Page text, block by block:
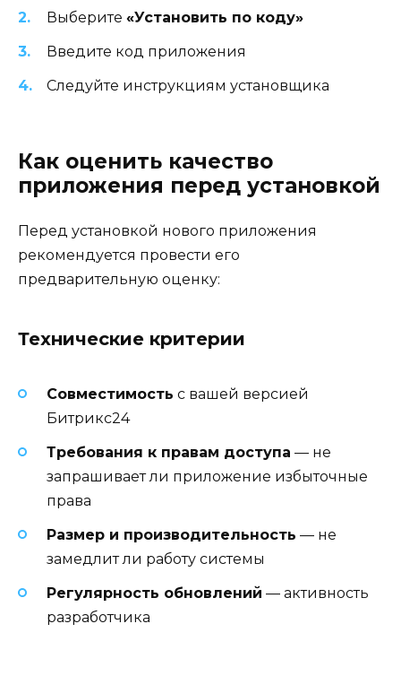
Выберите «Установить по коду»
Введите код приложения
Следуйте инструкциям установщика
Как оценить качество
приложения перед установкой
Перед установкой нового приложения
рекомендуется провести его
предварительную оценку:
Технические критерии
Совместимость с вашей версией
Битрикс24
Требования к правам доступа — не
запрашивает ли приложение избыточные
права
Размер и производительность — не
замедлит ли работу системы
Регулярность обновлений — активность
разработчика